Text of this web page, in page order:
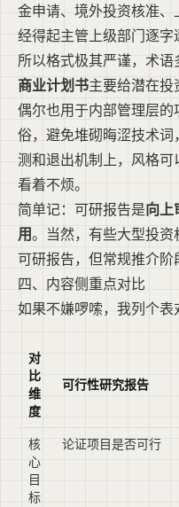
金申请、境外投资核准
经得起主管上级部门逐字
所以格式极其严谨，术语
商业计划书主要给潜在投
偶尔也用于内部管理层
俗，避免堆砌晦涩技术
测和退出机制上，风格
看着不烦。
简单记：可研报告是向上
用。当然，有些大型投
可研报告，但常规推介阶
四、内容侧重点对比
如果不嫌啰嗦，我列个表
对
比
维
度
可行性研究报告
核
心
目
标
论证项目是否可行